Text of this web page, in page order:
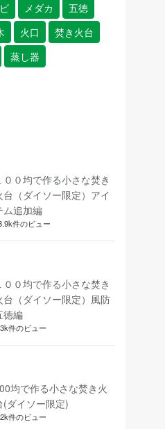
メダカ
五徳
火口
焚き火台
蒸し器
００均で作る小さな焚き
台（ダイソー限定）アイ
ム追加編
件のビュー
００均で作る小さな焚き
台（ダイソー限定）風防
徳編
件のビュー
均で作る小さな焚き火
(ダイソー限定)
件のビュー